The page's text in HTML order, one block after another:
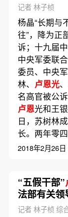
记者 林子桢
杨晶“长期与
往”，降为正
诉；十九届
中央军委联
委员、中央
林、 卢恩光
名高官被公
卢恩光和王
日，苏树林
长。两年零
2018年2月26日
“五假干部”
法部有关领
记者 林子桢 综